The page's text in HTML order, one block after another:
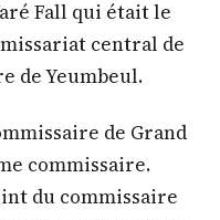
Fall qui était le
central de
de Yeumbeul.
de Grand
commissaire.
du commissaire